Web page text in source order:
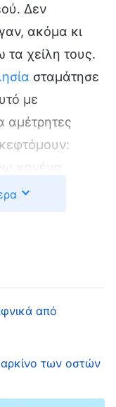
Δεν
ακόμα κι
χείλη τους.
σταμάτησε
με
αμέτρητες
κανένα
ή για
ένα
κάνω τώρα;
των απίστων
τον Θεό εδώ
από
των οστών